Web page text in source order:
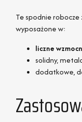
Te spodnie robocze
wyposażone w:
liczne
solidny,
dodatkowe,